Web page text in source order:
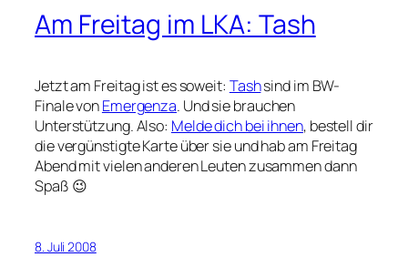
Am Freitag im LKA: Tash
Jetzt am Freitag ist es soweit: Tashsind im BW-
Finale vonEmergenza. Und sie brauchen
Unterstützung. Also: Melde dich bei ihnen, bestell dir
die vergünstigte Karte über sie und hab am Freitag
Abend mit vielen anderen Leuten zusammen dann
Spaß 😉
8. Juli 2008